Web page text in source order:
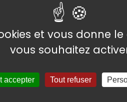
et vous donne
vous souhaitez
accepter Tout refuser